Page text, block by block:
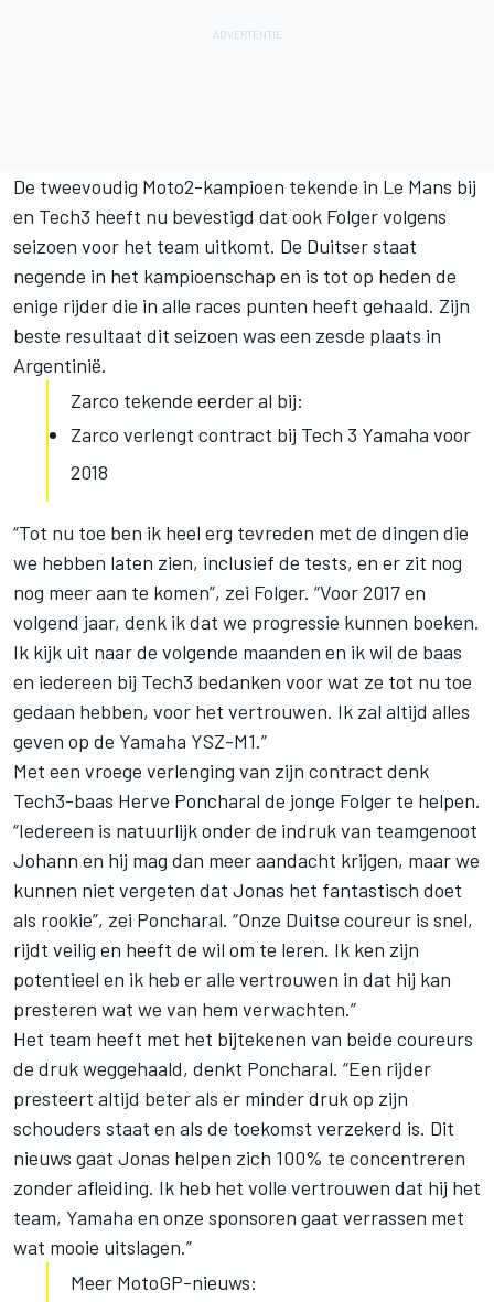
De tweevoudig Moto2-kampioen tekende in Le Mans bij
en Tech3 heeft nu bevestigd dat ook Folger volgens
seizoen voor het team uitkomt. De Duitser staat
negende in het kampioenschap en is tot op heden de
enige rijder die in alle races punten heeft gehaald. Zijn
beste resultaat dit seizoen was een zesde plaats in
Argentinië.
Zarco tekende eerder al bij:
Zarco verlengt contract bij Tech 3 Yamaha voor
2018
“Tot nu toe ben ik heel erg tevreden met de dingen die
we hebben laten zien, inclusief de tests, en er zit nog
nog meer aan te komen”, zei Folger. “Voor 2017 en
volgend jaar, denk ik dat we progressie kunnen boeken.
Ik kijk uit naar de volgende maanden en ik wil de baas
en iedereen bij Tech3 bedanken voor wat ze tot nu toe
gedaan hebben, voor het vertrouwen. Ik zal altijd alles
geven op de Yamaha YSZ-M1.”
Met een vroege verlenging van zijn contract denk
Tech3-baas Herve Poncharal de jonge Folger te helpen.
“Iedereen is natuurlijk onder de indruk van teamgenoot
Johann en hij mag dan meer aandacht krijgen, maar we
kunnen niet vergeten dat Jonas het fantastisch doet
als rookie”, zei Poncharal. “Onze Duitse coureur is snel,
rijdt veilig en heeft de wil om te leren. Ik ken zijn
potentieel en ik heb er alle vertrouwen in dat hij kan
presteren wat we van hem verwachten.”
Het team heeft met het bijtekenen van beide coureurs
de druk weggehaald, denkt Poncharal. “Een rijder
presteert altijd beter als er minder druk op zijn
schouders staat en als de toekomst verzekerd is. Dit
nieuws gaat Jonas helpen zich 100% te concentreren
zonder afleiding. Ik heb het volle vertrouwen dat hij het
team, Yamaha en onze sponsoren gaat verrassen met
wat mooie uitslagen.”
Meer MotoGP-nieuws: